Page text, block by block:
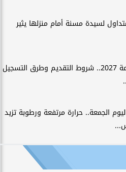
لسيدة مسنة أمام منزلها يثير
حج القرعة 2027.. شروط التقديم وطرق التسجيل
الجمعة.. حرارة مرتفعة ورطوبة تزيد